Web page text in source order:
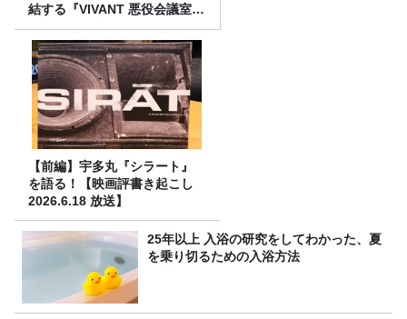
結する『VIVANT 悪役会議室』
7/26(日)23時スタート！
【前編】宇多丸『シラート』
を語る！【映画評書き起こし
2026.6.18 放送】
25年以上 入浴の研究をしてわかった、夏
を乗り切るための入浴方法